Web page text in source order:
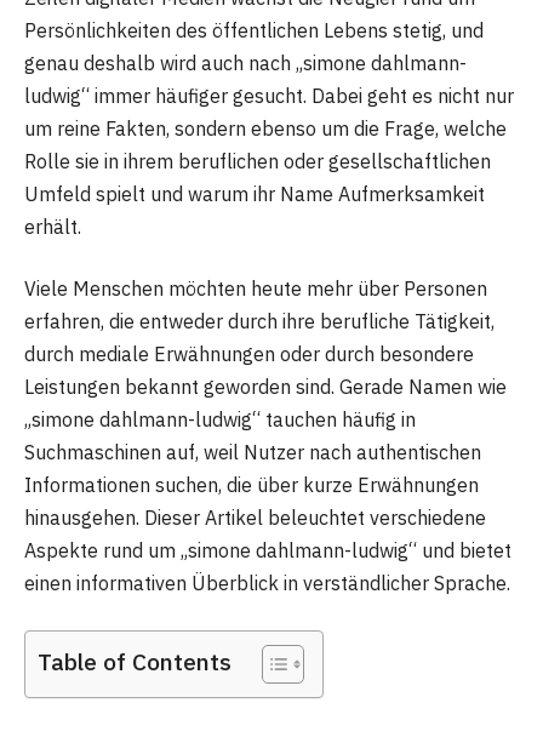
Persönlichkeiten des öffentlichen Lebens stetig, und
genau deshalb wird auch nach „simone dahlmann-
ludwig“ immer häufiger gesucht. Dabei geht es nicht nur
um reine Fakten, sondern ebenso um die Frage, welche
Rolle sie in ihrem beruflichen oder gesellschaftlichen
Umfeld spielt und warum ihr Name Aufmerksamkeit
erhält.
Viele Menschen möchten heute mehr über Personen
erfahren, die entweder durch ihre berufliche Tätigkeit,
durch mediale Erwähnungen oder durch besondere
Leistungen bekannt geworden sind. Gerade Namen wie
„simone dahlmann-ludwig“ tauchen häufig in
Suchmaschinen auf, weil Nutzer nach authentischen
Informationen suchen, die über kurze Erwähnungen
hinausgehen. Dieser Artikel beleuchtet verschiedene
Aspekte rund um „simone dahlmann-ludwig“ und bietet
einen informativen Überblick in verständlicher Sprache.
Table of Contents